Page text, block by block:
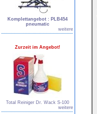
Komplettangebot : PLB454
pneumatic
weitere
Zurzeit im Angebot!
Total Reiniger Dr. Wack S-100
weitere